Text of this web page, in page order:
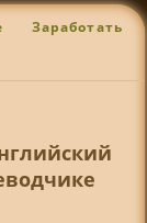
Заработать